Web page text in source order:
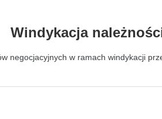
Windykacja
negocjacyjnych w ramach windykacji